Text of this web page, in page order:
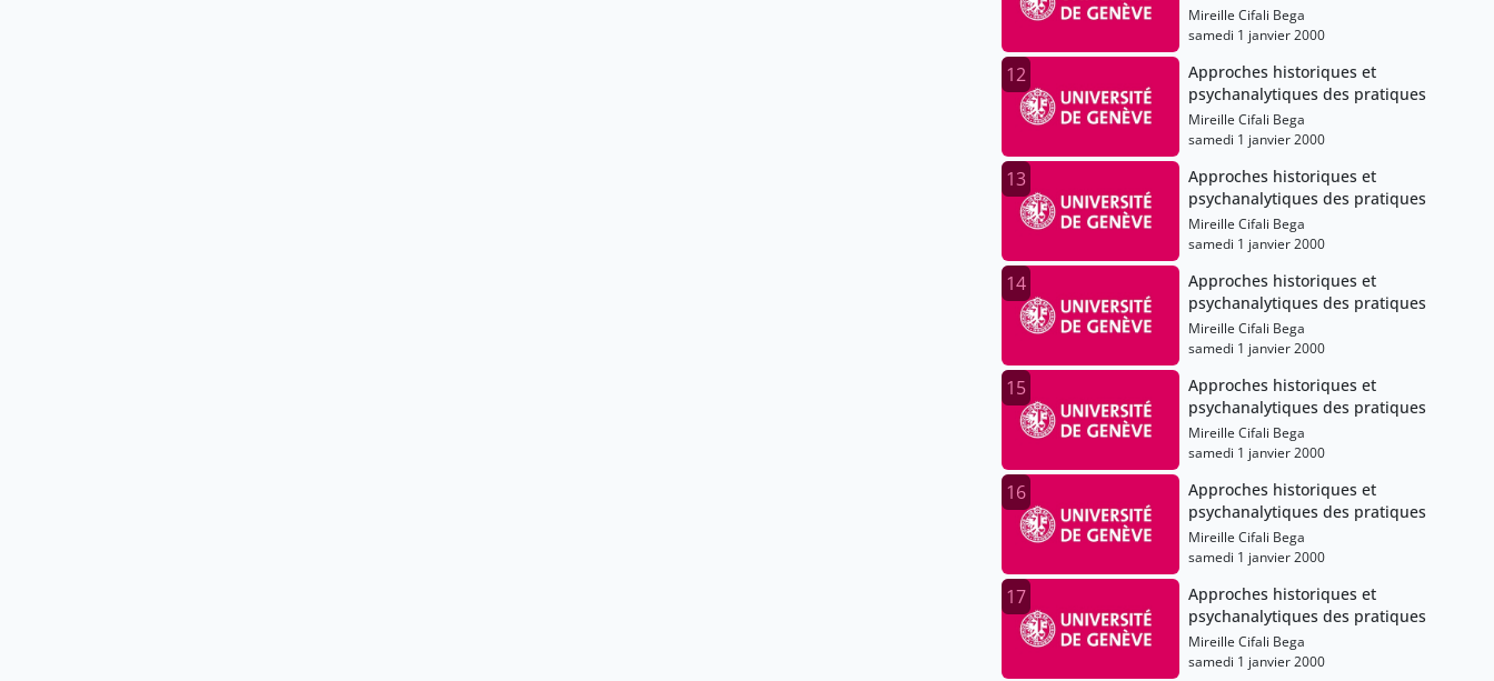
Mireille Cifali Bega
samedi 1 janvier 2000
12
Approches historiques et
psychanalytiques des pratiques
Mireille Cifali Bega
samedi 1 janvier 2000
13
Approches historiques et
psychanalytiques des pratiques
Mireille Cifali Bega
samedi 1 janvier 2000
14
Approches historiques et
psychanalytiques des pratiques
Mireille Cifali Bega
samedi 1 janvier 2000
15
Approches historiques et
psychanalytiques des pratiques
Mireille Cifali Bega
samedi 1 janvier 2000
16
Approches historiques et
psychanalytiques des pratiques
Mireille Cifali Bega
samedi 1 janvier 2000
17
Approches historiques et
psychanalytiques des pratiques
Mireille Cifali Bega
samedi 1 janvier 2000